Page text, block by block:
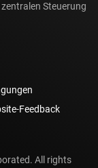
Steuerung
Feedback
All rights